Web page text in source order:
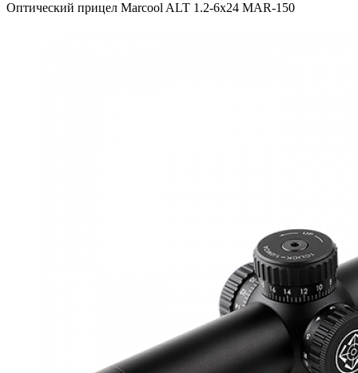
Оптический прицел Marcool ALT 1.2-6x24 MAR-150